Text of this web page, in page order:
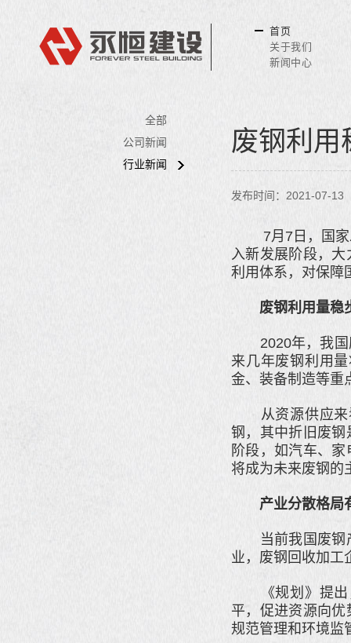
首页
关于我们
新闻中心
全部
公司新闻
行业新闻
废钢利用
发布时间：2021-07-13
7月7日，国家发
入新发展阶段，
利用体系，对保障
废钢利用量稳
2020年，我国废
来几年废钢利用
金、装备制造等重
从资源供应来
钢，其中折旧废钢
阶段，如汽车、
将成为未来废钢的
产业分散格局
当前我国废钢产
业，废钢回收加工
《规划》提出，
平，促进资源向优
规范管理和环境监